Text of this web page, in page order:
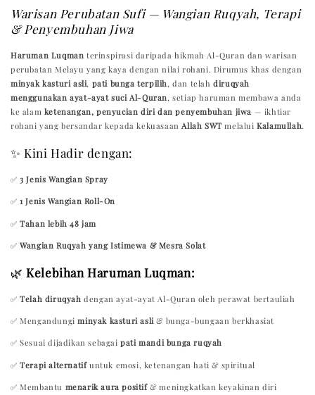
Warisan Perubatan Sufi — Wangian Ruqyah, Terapi
& Penyembuhan Jiwa
Haruman Luqman terinspirasi daripada hikmah Al-Quran dan warisan
perubatan Melayu yang kaya dengan nilai rohani. Dirumus khas dengan
minyak kasturi asli, pati bunga terpilih, dan telahdiruqyah
menggunakan ayat-ayat suci Al-Quran, setiap haruman membawa anda
ke alam ketenangan, penyucian diri dan penyembuhan jiwa — ikhtiar
rohani yang bersandar kepada kekuasaanAllah SWT melaluiKalamullah.
✨ Kini Hadir dengan:
✅3 Jenis Wangian Spray
✅1 Jenis Wangian Roll-On
✅Tahan lebih 48 jam
✅Wangian Ruqyah yang Istimewa & Mesra Solat
🌿Kelebihan Haruman Luqman:
✅Telah diruqyah dengan ayat-ayat Al-Quran oleh perawat bertauliah
✅ Mengandungiminyak kasturi asli& bunga-bungaan berkhasiat
✅ Sesuai dijadikan sebagaipati mandi bunga ruqyah
✅Terapi alternatifuntuk emosi, ketenangan hati & spiritual
✅ Membantu menarik aura positif& meningkatkan keyakinan diri